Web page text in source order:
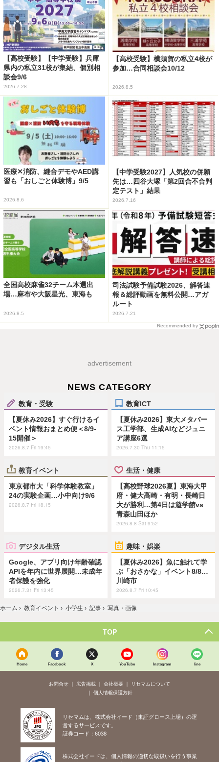
【高校受験】【中学受験】兵庫
県内の私立31校が集結、個別相
談会9/6
2026.7.28
【高校受験】横須賀の私立4校が
参加…合同相談会10/12
2026.8.5
医療✕消防、縫合デモやAED講
習も「おしごと体験博」9/5
2026.8.6
【中学受験2027】人気校の併願
先は…四谷大塚「第2回合不合判
定テスト」結果
2026.7.16
全国高校麻雀32チーム本選出
場…麻布や大阪星光、東海も
2026.8.5
司法試験予備試験2026、解答速
報＆総評動画を無料公開…アガ
ルート
2026.7.21
Recommended by
advertisement
NEWS CATEGORY
教育・受験
【夏休み2026】すぐ行けるイ
ベント情報おまとめ便＜8/9-
15開催＞
2026.8.7 Fri 19:45
教育ICT
【夏休み2026】東大メタバー
ス工学部、生成AIなどジュニ
ア講座6選
2026.7.30 Thu 11:15
教育イベント
東京都市大「科学体験教室」
24の実験企画…小中向け9/6
2026.8.7 Fri 18:15
生活・健康
【高校野球2026夏】東海大甲
府・健大高崎・有明・長崎日
大が勝利…第4日は遊学館vs
青森山田ほか
2026.8.8 Sat 9:52
デジタル生活
Google、アプリ向け年齢確認
APIを年内に世界展開…未成年
者保護を強化
2026.7.31 Fri 13:45
趣味・娯楽
【夏休み2026】魚に触れて学
ぶ「おさかな」イベント8/8…
川崎市
2026.8.7 Fri 10:45
ホーム › 教育イベント › 小学生 › 記事 › 写真・画像
TOP
Home Facebook X YouTube Instagram line
お問合せ 広告掲載 会社概要
リセマムについて
個人情報保護方針
リセマムは、株式会社イード（東証グロース上場）の運
営するサービスです。
証券コード：6038
株式会社イードは、個人情報の適切な取扱いを行う事業